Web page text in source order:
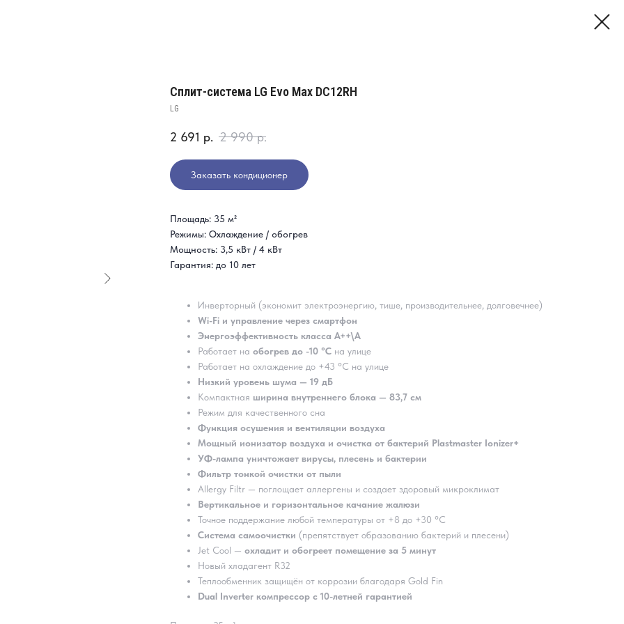
Cплит-система LG Evo Max DC12RH
LG
2 691 р. 2 990 р.
Заказать кондиционер
Площадь: 35 м²
Режимы: Охлаждение / обогрев
Мощность: 3,5 кВт / 4 кВт
Гарантия: до 10 лет
Инверторный (экономит электроэнергию, тише, производительнее, долговечнее)
Wi-Fi и управление через смартфон
Энергоэффективность класса A++\A
Работает на обогрев до -10 °C на улице
Работает на охлаждение до +43 °C на улице
Низкий уровень шума — 19 дБ
Компактная ширина внутреннего блока — 83,7 см
Режим для качественного сна
Функция осушения и вентиляции воздуха
Мощный ионизатор воздуха и очистка от бактерий Plastmaster Ionizer+
УФ-лампа уничтожает вирусы, плесень и бактерии
Фильтр тонкой очистки от пыли
Allergy Filtr — поглощает аллергены и создает здоровый микроклимат
Вертикальное и горизонтальное качание жалюзи
Точное поддержание любой температуры от +8 до +30 °C
Система самоочистки (препятствует образованию бактерий и плесени)
Jet Cool — охладит и обогреет помещение за 5 минут
Новый хладагент R32
Теплообменник защищён от коррозии благодаря Gold Fin
Dual Inverter компрессор с 10-летней гарантией